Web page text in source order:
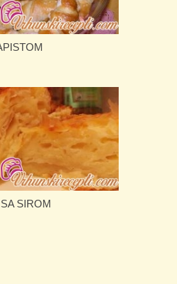
SIROM